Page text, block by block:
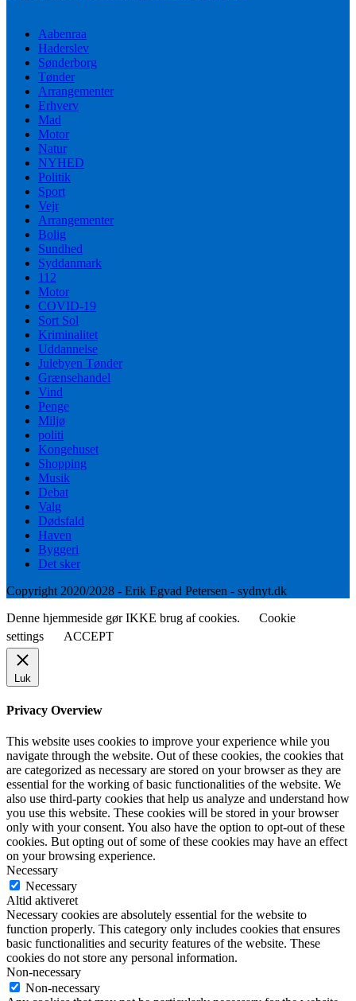
Aabenraa
Haderslev
Sønderborg
Tønder
Arrangementer
Erhverv
Mad
Motor
Natur
NYHED
Politik
Sport
Vejr
Arrangementer
Bolig
Sundhed
Syddanmark
112
Motor
COVID-19
Sort Sol
Kriminalitet
Uddannelse
Julebyen Tønder
Grænsehandel
Vind
Penge
Miljø
politi
Kongehuset
Shopping
Musik
Debat
Valg
Dødsfald
Haven
Byggeri
Det sker
Copyright 2020/2028 - Erik Egvad Petersen - sydnyt.dk
Denne hjemmeside gør IKKE brug af cookies.
Cookie
settings
ACCEPT
Luk
Privacy Overview
This website uses cookies to improve your experience while you
navigate through the website. Out of these cookies, the cookies that
are categorized as necessary are stored on your browser as they are
essential for the working of basic functionalities of the website. We
also use third-party cookies that help us analyze and understand how
you use this website. These cookies will be stored in your browser
only with your consent. You also have the option to opt-out of these
cookies. But opting out of some of these cookies may have an effect
on your browsing experience.
Necessary
Necessary
Altid aktiveret
Necessary cookies are absolutely essential for the website to
function properly. This category only includes cookies that ensures
basic functionalities and security features of the website. These
cookies do not store any personal information.
Non-necessary
Non-necessary